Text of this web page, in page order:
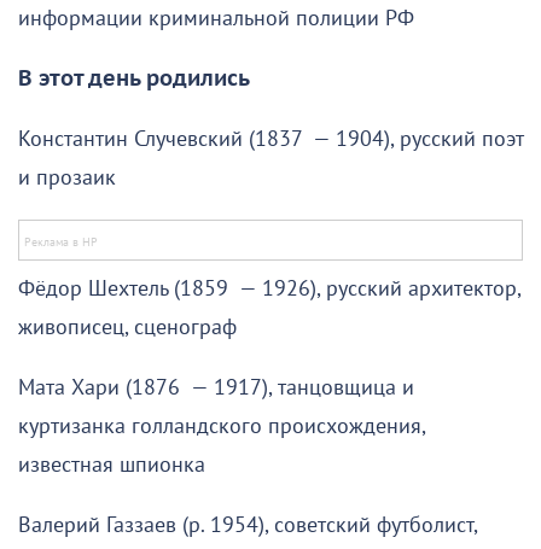
информации криминальной полиции РФ
В этот день родились
Константин Случевский (1837 — 1904), русский поэт
и прозаик
Фёдор Шехтель (1859 — 1926), русский архитектор,
живописец, сценограф
Мата Хари (1876 — 1917), танцовщица и
куртизанка голландского происхождения,
известная шпионка
Валерий Газзаев (р. 1954), советский футболист,